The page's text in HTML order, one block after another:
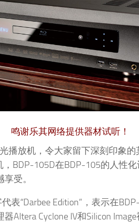
鸣谢乐其网络提供器材试听！
播放机，令大家留下深刻印象的
BDP-105D在BDP-105的人性
受。
表“Darbee Edition”，表示在
Altera Cyclone IV和Silicon